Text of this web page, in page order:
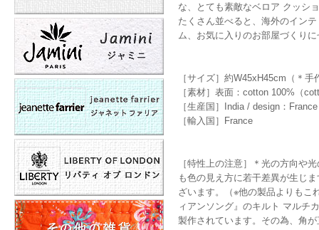
な、とても素敵なベロア クッシ
たくさん並べると、海外のイン
ム、お気に入りのお部屋づくり
［サイズ］約W45xH45cm（＊
［素材］表面：cotton 100%（
［生産国］India / design：France
［輸入国］France
［特性上の注意］＊光の方向や
も色の見え方に若干差異が生じ
ざいます。（※他の製品よりもこ
ィアンソング』のキルト マルチ
製作されています。その為、角